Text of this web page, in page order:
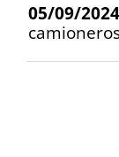
05/09/2024